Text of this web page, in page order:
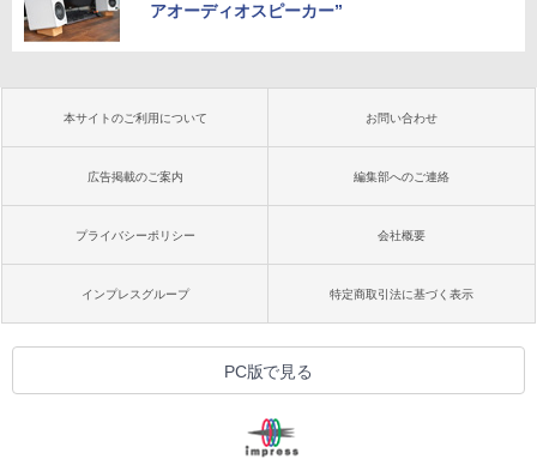
アオーディオスピーカー”
本サイトのご利用について お問い合わせ
広告掲載のご案内 編集部へのご連絡
プライバシーポリシー 会社概要
インプレスグループ 特定商取引法に基づく表示
PC版で見る